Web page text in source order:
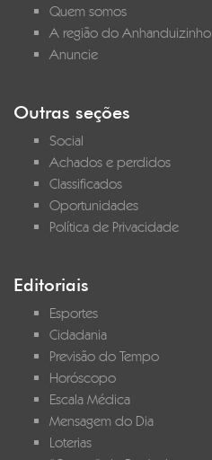
Quem somos
A região do Anhanduizinho
Anuncie
Outras seções
Social
Achados e perdidos
Classificados
Oportunidades
Política de Privacidade
Editoriais
Esportes
Cidadania
Previsão do Tempo
Horóscopo
Escala Médica
Mensagem do Dia
Loterias